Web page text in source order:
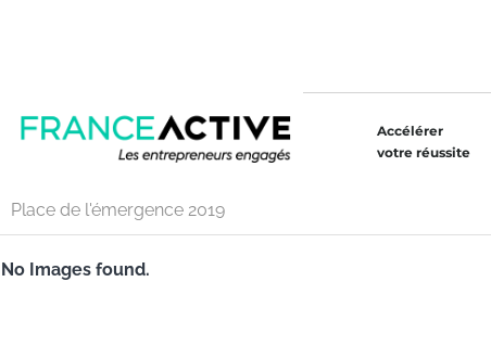
Accélérer
votre réussite
Place de l'émergence 2019
No Images found.